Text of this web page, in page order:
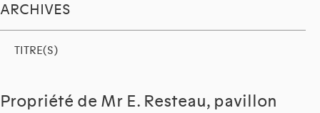
ARCHIVES
TITRE(S)
Propriété de Mr E. Resteau, pavillon